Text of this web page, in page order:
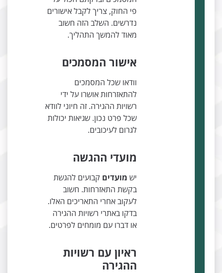
פי החוק, צריך לקבל אישורים
נדרשים. השלב הזה חשוב
מאוד להמשך התהליך.
אישור המסמכים
וודאו שכל המסמכים
להתאזרחות אושרו על ידי
רשויות ההגירה. זה חיוני לוודא
שכל פרט נכון. שגיאות יכולות
לגרום לעיכובים.
מועדי ההגשה
מועדיםקבועים להגשת
בקשת התאזרחות. חשוב
לעקוב אחרי התאריכים האלו.
בדקו באתרי רשויות ההגירה
או דברו עם מומחים לפרטים.
ראיון עם רשויות
ההגירה